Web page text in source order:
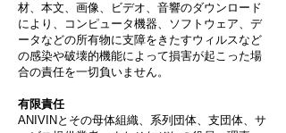
材、本文、画像、ビデオ、音響のダウンロード
により、コンピュータ機器、ソフトウェア、デ
ータなどの所有物に支障をきたすウィルスなど
の感染や破壊的機能によって損害が起こった場
合の責任を一切負いません。
有限責任
ANIVINとその母体組織、系列団体、支団体、サ